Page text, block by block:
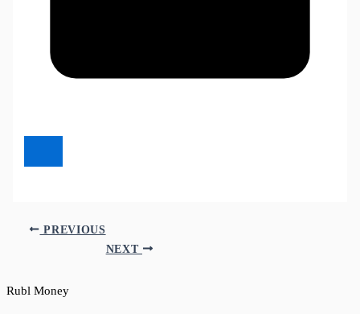
PREVIOUS
NEXT
Rubl Money